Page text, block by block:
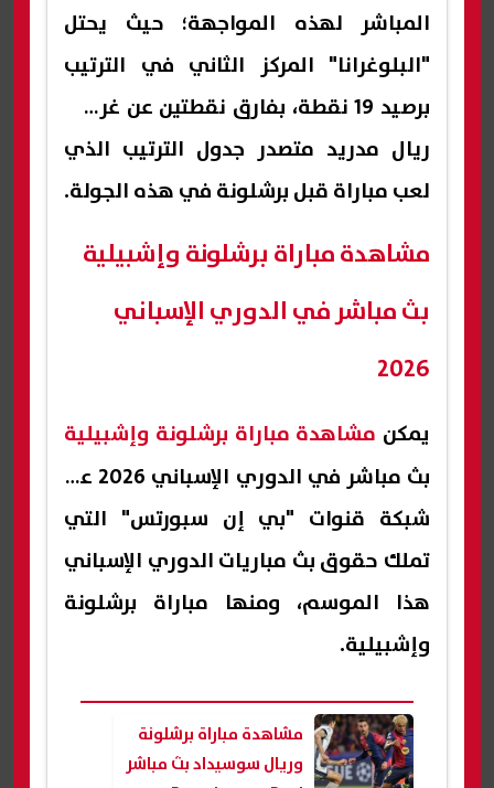
المباشر لهذه المواجهة؛ حيث يحتل
"البلوغرانا" المركز الثاني في الترتيب
برصيد 19 نقطة، بفارق نقطتين عن غريمه
ريال مدريد متصدر جدول الترتيب الذي
لعب مباراة قبل برشلونة في هذه الجولة.
مشاهدة مباراة برشلونة وإشبيلية
بث مباشر في الدوري الإسباني
2026
يمكن مشاهدة مباراة برشلونة وإشبيلية
بث مباشر في الدوري الإسباني 2026 عبر
شبكة قنوات "بي إن سبورتس" التي
تملك حقوق بث مباريات الدوري الإسباني
هذا الموسم، ومنها مباراة برشلونة
وإشبيلية.
مشاهدة مباراة برشلونة
وريال سوسيداد بث مباشر